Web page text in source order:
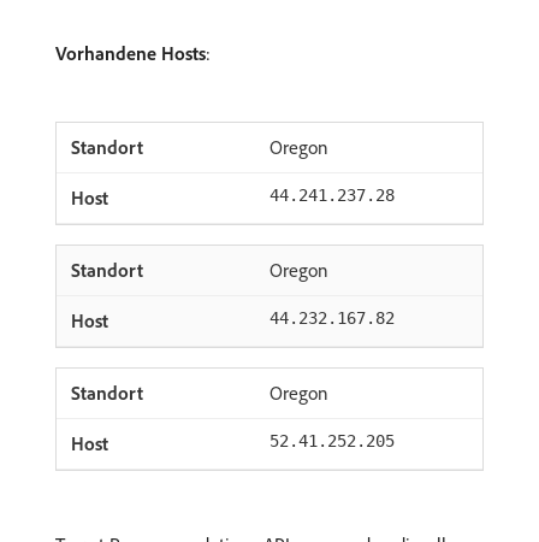
Vorhandene Hosts:
Oregon
44.241.237.28
Oregon
44.232.167.82
Oregon
52.41.252.205